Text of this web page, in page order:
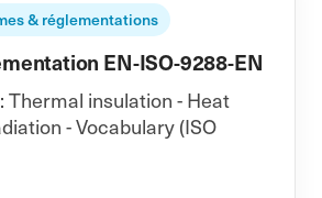
& réglementations
EN-ISO-9288-EN
Thermal insulation - Heat
- Vocabulary (ISO